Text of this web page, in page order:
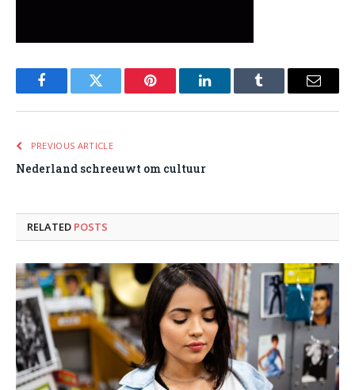
FacebookTwitter Pinterest LinkedInTumblr Email
PREVIOUS ARTICLE
Nederland schreeuwt om cultuur
RELATED POSTS